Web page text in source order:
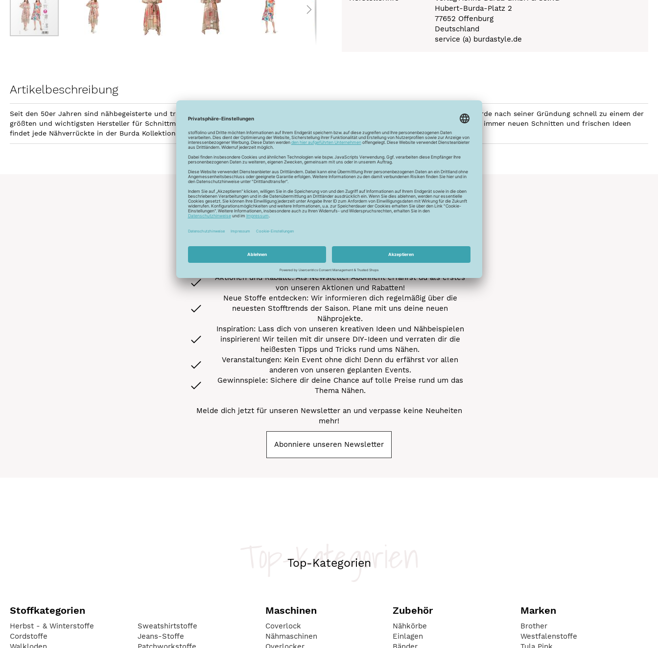
springen
Hubert-Burda-Platz 2
77652 Offenburg
Deutschland
service (a) burdastyle.de
Artikelbeschreibung
Seit den 50er Jahren sind nähbegeisterte und trendbewusste Frauen verliebt in die Schnitte von Burdastyle. Das Unternehmen Burda wurde nach seiner Gründung schnell zu einem der
größten und wichtigsten Hersteller für Schnittmuster. Bis heute ist die Beliebtheit bei Hobbyschneiderinnen und Profis ungebrochen. Mit immer neuen Schnitten und frischen Ideen
findet jede Nähverrückte in der Burda Kollektion den passenden Schnitt.
Unser Newsletter
Newsletter
Abonniere jetzt unseren exklusiven Newsletter und profitiere von zahlreichen
Vorteilen:
Aktionen und Rabatte: Als Newsletter Abonnent erfährst du als erstes
von unseren Aktionen und Rabatten!
Neue Stoffe entdecken: Wir informieren dich regelmäßig über die
neuesten Stofftrends der Saison. Plane mit uns deine neuen
Nähprojekte.
Inspiration: Lass dich von unseren kreativen Ideen und Nähbeispielen
inspirieren! Wir teilen mit dir unsere DIY-Ideen und verraten dir die
heißesten Tipps und Tricks rund ums Nähen.
Veranstaltungen: Kein Event ohne dich! Denn du erfährst vor allen
anderen von unseren geplanten Events.
Gewinnspiele: Sichere dir deine Chance auf tolle Preise rund um das
Thema Nähen.
Melde dich jetzt für unseren Newsletter an und verpasse keine Neuheiten
mehr!
Abonniere unseren Newsletter
Top-Kategorien
Top-Kategorien
Stoffkategorien
Herbst - & Winterstoffe
Cordstoffe
Sweatshirtstoffe
Jeans-Stoffe
Maschinen
Coverlock
Nähmaschinen
Zubehör
Nähkörbe
Einlagen
Marken
Brother
Westfalenstoffe